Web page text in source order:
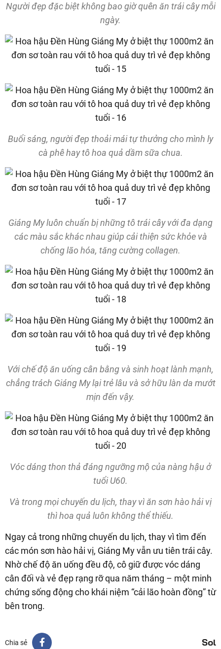
Người đẹp đặc biệt không bao giờ quên ăn trái cây mỗi
ngày.
Buổi sáng, người đẹp thoải mái tự thưởng cho mình ly
cà phê hay tô hoa quả dầm sữa chua.
Giáng My luôn chuẩn bị những tô trái cây với đa dạng
các màu sắc khác nhau giúp cải thiện sức khỏe và
chống lão hóa, tăng cường collagen.
Với chế độ ăn uống cân bằng và sinh hoạt lành mạnh,
chẳng trách Giáng My lại trẻ lâu và sở hữu làn da mướt
mịn đến vậy.
Vóc dáng thon thả đáng ngưỡng mộ của nàng hậu ở
tuổi U60.
Và trong mọi chuyến du lịch, thay vì ăn sơn hào hải vị
thì hoa quả luôn không thể thiếu.
Ngay cả trong những chuyến du lịch, thay vì tìm đến
các món sơn hào hải vị, Giáng My vẫn ưu tiên trái cây.
Nhờ chế độ ăn uống đều độ, cô giữ được vóc dáng
cân đối và vẻ đẹp rạng rỡ qua năm tháng – một minh
chứng sống động cho khái niệm “cải lão hoàn đồng” từ
bên trong.
Chia sẻ Sol